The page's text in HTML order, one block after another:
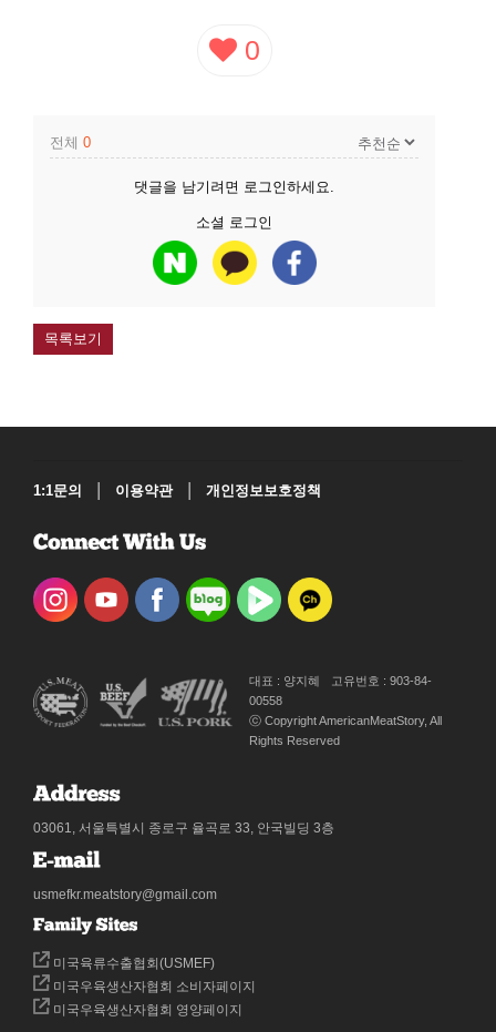
0
전체 0
댓글을 남기려면 로그인하세요.
소셜 로그인
목록보기
1:1문의 | 이용약관 | 개인정보보호정책
대표 : 양지혜
고유번호 : 903-84-
00558
ⓒ Copyright AmericanMeatStory, All
Rights Reserved
03061, 서울특별시 종로구 율곡로 33, 안국빌딩 3층
usmefkr.meatstory@gmail.com
미국육류수출협회(USMEF)
미국우육생산자협회 소비자페이지
미국우육생산자협회 영양페이지